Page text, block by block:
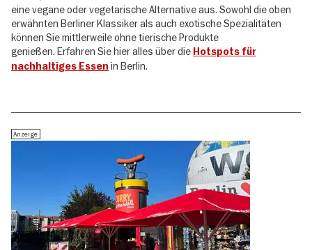
eine vegane oder vegetarische Alternative aus. Sowohl die oben
erwähnten Berliner Klassiker als auch exotische Spezialitäten
können Sie mittlerweile ohne tierische Produkte
genießen. Erfahren Sie hier alles über die Hotspots für
nachhaltiges Essen in Berlin.
Anzeige